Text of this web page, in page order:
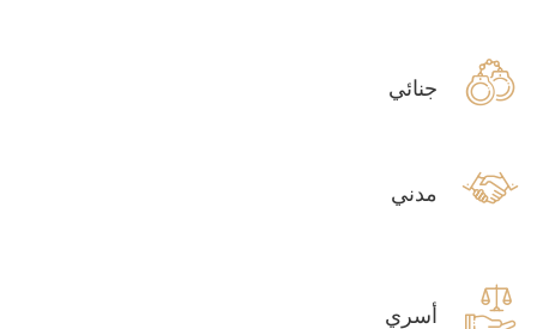
جنائي
مدني
أسري